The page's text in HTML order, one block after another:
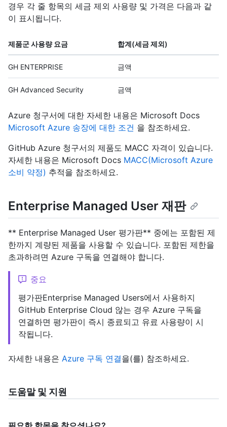
경우 각 줄 항목의 세금 제외 사용량 및 가격은 다음과 같
이 표시됩니다.
제품군 사용량 요금 합계(세금 제외)
GH ENTERPRISE 금액
GH Advanced Security 금액
Azure 청구서에 대한 자세한 내용은 Microsoft Docs
Microsoft Azure 송장에 대한 조건 을 참조하세요.
GitHub Azure 청구서의 제품도 MACC 자격이 있습니다.
자세한 내용은 Microsoft Docs MACC(Microsoft Azure
소비 약정) 추적을 참조하세요.
Enterprise Managed User 재판
** Enterprise Managed User 평가판** 중에는 포함된 제
한까지 계량된 제품을 사용할 수 있습니다. 포함된 제한을
초과하려면 Azure 구독을 연결해야 합니다.
중요
평가판Enterprise Managed Users에서 사용하지
GitHub Enterprise Cloud 않는 경우 Azure 구독을
연결하면 평가판이 즉시 종료되고 유료 사용량이 시
작됩니다.
자세한 내용은 Azure 구독 연결을(를) 참조하세요.
도움말 및 지원